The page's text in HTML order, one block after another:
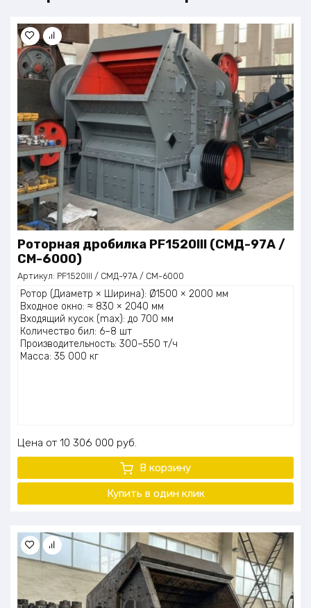
Роторная дробилка PF1520III (СМД-97А /
СМ-6000)
Артикул: PF1520III / СМД-97А / СМ-6000
Ротор (Диаметр × Ширина): Ø1500 × 2000 мм
Входное окно: ≈ 830 × 2040 мм
Входящий кусок (max): до 700 мм
Количество бил: 6–8 шт
Производительность: 300–550 т/ч
Масса: 35 000 кг
Цена 10 306 000 руб.
В корзину
Купить в один клик